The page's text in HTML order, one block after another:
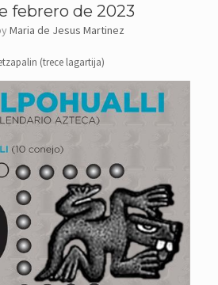
febrero de 2023
Maria de Jesus Martinez
(trece lagartija)